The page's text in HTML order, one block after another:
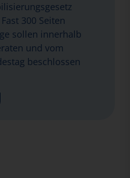
300 Seiten
sollen innerhalb
und vom
beschlossen